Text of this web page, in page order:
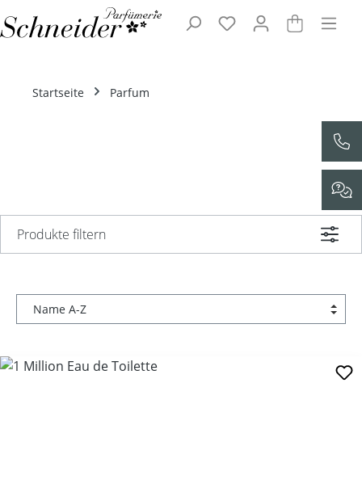
Zum Hauptinhalt springen
Startseite Parfum
Produkte filtern